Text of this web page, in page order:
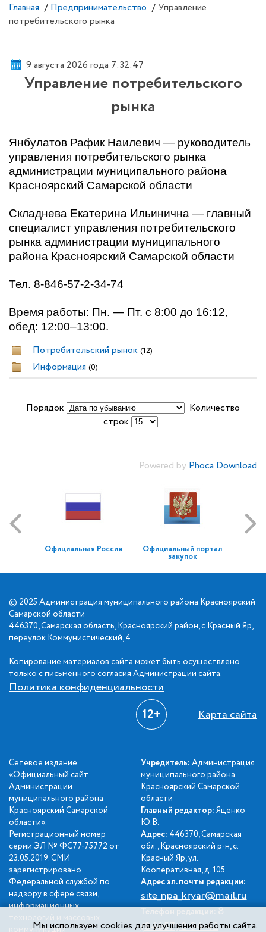
Главная / Предпринимательство / Управление
потребительского рынка
9 августа 2026 года 7:32:48
Управление потребительского
рынка
Янбулатов Рафик Наилевич — руководитель
управления потребительского рынка
администрации муниципального района
Красноярский Самарской области
Складнева Екатерина Ильинична — главный
специалист управления потребительского
рынка администрации муниципального
района Красноярский Самарской области
Тел. 8-846-57-2-34-74
Время работы: Пн. — Пт. с 8:00 до 16:12,
обед: 12:00–13:00.
Потребительский рынок (12)
Информация (0)
Порядок
Количество
строк
Powered by Phoca Download
Официальная Россия Официальный портал
закупок
© 2025 Администрация муниципального района Красноярский
Самарской области
446370, Самарская область, Красноярский район, с.Красный Яр,
переулок Коммунистический, 4
Копирование материалов сайта может быть осуществлено
только с письменного согласия Администрации сайта.
Политика конфиденциальности
12+ Карта сайта
Сетевое издание
«Официальный сайт
Администрации
муниципального района
Красноярский Самарской
области».
Регистрационный номер
серии ЭЛ № ФС77-75772 от
23.05.2019. СМИ
зарегистрировано
Федеральной службой по
надзору в сфере связи,
информационных
технологий и массовых
коммуникаций
Учредитель: Администрация
муниципального района
Красноярский Самарской
области
Главный редактор: Яценко
Ю.В.
Адрес: 446370, Самарская
обл., Красноярский р-н, с.
Красный Яр, ул.
Кооперативная, д. 105
Адрес эл. почты редакции:
site_npa_kryar@mail.ru
Телефон редакции: 8
(84657) 2-34-42
Мы используем cookies для улучшения работы сайта.